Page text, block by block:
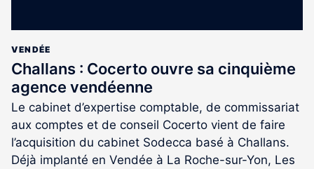
VENDÉE
Challans : Cocerto ouvre sa cinquième
agence vendéenne
Le cabinet d’expertise comptable, de commissariat
aux comptes et de conseil Cocerto vient de faire
l’acquisition du cabinet Sodecca basé à Challans.
Déjà implanté en Vendée à La Roche-sur-Yon, Les